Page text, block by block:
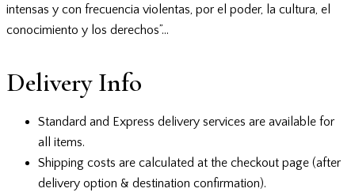
intensas y con frecuencia violentas, por el poder, la cultura, el
conocimiento y los derechos”…
Delivery Info
Standard and Express delivery services are available for
all items.
Shipping costs are calculated at the checkout page (after
delivery option & destination confirmation).